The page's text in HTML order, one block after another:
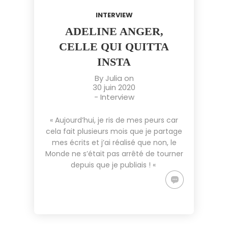
INTERVIEW
ADELINE ANGER,
CELLE QUI QUITTA
INSTA
By Julia on
30 juin 2020
- Interview
« Aujourd’hui, je ris de mes peurs car
cela fait plusieurs mois que je partage
mes écrits et j’ai réalisé que non, le
Monde ne s’était pas arrêté de tourner
depuis que je publiais ! «